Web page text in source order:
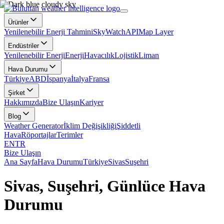
Ürünler
Yenilenebilir Enerji TahminiSkyWatchAPIMap Layer
Endüstriler
Yenilenebilir EnerjiEnerjiHavacılıkLojistikLiman
Hava Durumu
TürkiyeABDİspanyaİtalyaFransa
Şirket
HakkımızdaBize UlaşınKariyer
Blog
Weather Generatorİklim DeğişikliğiŞiddetli
HavaRöportajlarTerimler
ENTR
Bize Ulaşın
Ana SayfaHava DurumuTürkiyeSivasSuşehri
Sivas, Suşehri, Günlüce Hava
Durumu